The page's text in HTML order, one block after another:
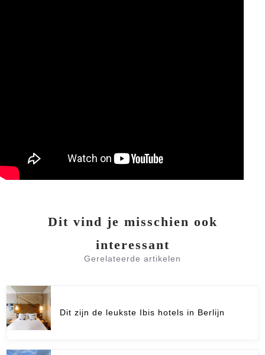
Dit vind je misschien ook
interessant
Gerelateerde artikelen
Dit zijn de leukste Ibis hotels in Berlijn